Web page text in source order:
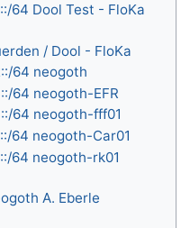
64 Dool Test - FloKa
/ Dool - FloKa
64 neogoth
64 neogoth-EFR
64 neogoth-fff01
64 neogoth-Car01
64 neogoth-rk01
A. Eberle